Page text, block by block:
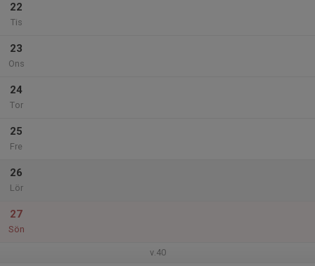
22
Tis
23
Ons
24
Tor
25
Fre
26
Lör
27
Sön
v.40